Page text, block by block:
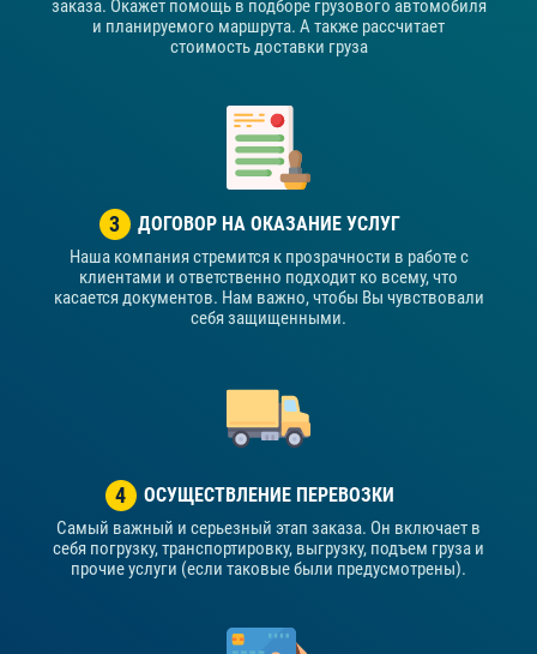
заказа. Окажет помощь в подборе грузового автомобиля
и планируемого маршрута. А также рассчитает
стоимость доставки груза
3 ДОГОВОР НА ОКАЗАНИЕ УСЛУГ
Наша компания стремится к прозрачности в работе с
клиентами и ответственно подходит ко всему, что
касается документов. Нам важно, чтобы Вы чувствовали
себя защищенными.
4 ОСУЩЕСТВЛЕНИЕ ПЕРЕВОЗКИ
Самый важный и серьезный этап заказа. Он включает в
себя погрузку, транспортировку, выгрузку, подъем груза и
прочие услуги (если таковые были предусмотрены).